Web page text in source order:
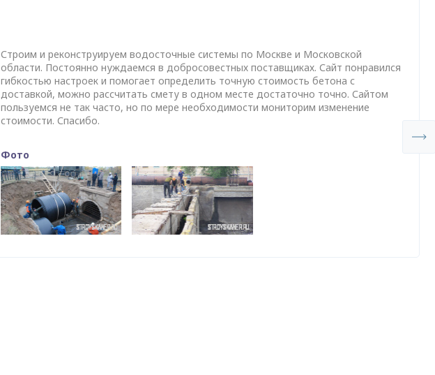
Строим и реконструируем водосточные системы по Москве и Московской
области. Постоянно нуждаемся в добросовестных поставщиках. Сайт понравился
гибкостью настроек и помогает определить точную стоимость бетона с
доставкой, можно рассчитать смету в одном месте достаточно точно. Сайтом
пользуемся не так часто, но по мере необходимости мониторим изменение
стоимости. Спасибо.
Фото